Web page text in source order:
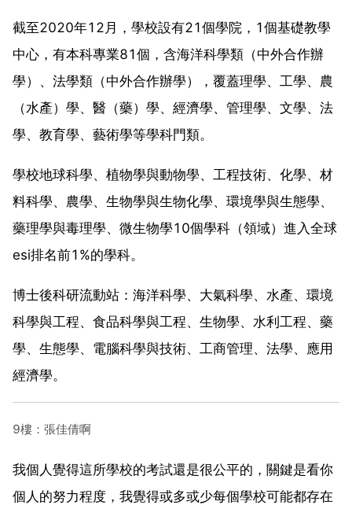
截至2020年12月，學校設有21個學院，1個基礎教學
中心，有本科專業81個，含海洋科學類（中外合作辦
學）、法學類（中外合作辦學），覆蓋理學、工學、農
（水產）學、醫（藥）學、經濟學、管理學、文學、法
學、教育學、藝術學等學科門類。
學校地球科學、植物學與動物學、工程技術、化學、材
料科學、農學、生物學與生物化學、環境學與生態學、
藥理學與毒理學、微生物學10個學科（領域）進入全球
esi排名前1%的學科。
博士後科研流動站：海洋科學、大氣科學、水產、環境
科學與工程、食品科學與工程、生物學、水利工程、藥
學、生態學、電腦科學與技術、工商管理、法學、應用
經濟學。
9樓：張佳倩啊
我個人覺得這所學校的考試還是很公平的，關鍵是看你
個人的努力程度，我覺得或多或少每個學校可能都存在